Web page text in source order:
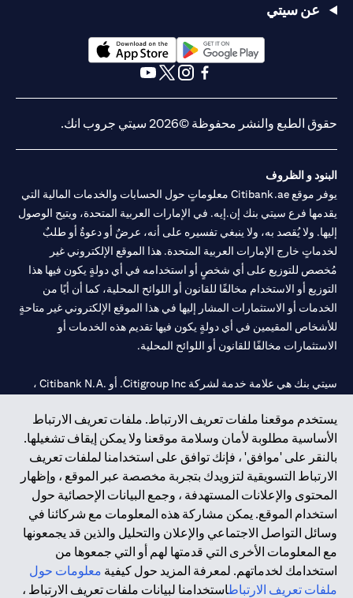
يستخدم موقعنا ملفات تعريف الارتباط. ملفات تعريف الارتباط
الأساسية مطلوبة لأمان وسلامة موقعنا ولا يمكن إيقاف تشغيلها.
بالنقر على 'موافق' ، فإنك توافق على استخدامنا لملفات تعريف
الارتباط التسويقية لتزويدك بتجربة مخصصة عبر الموقع ، وإظهار
المحتوى والإعلانات المستهدفة ، وجمع البيانات الإحصائية حول
استخدام الموقع. يمكن مشاركة هذه المعلومات مع شركائنا في
وسائل التواصل الاجتماعي والإعلان والتحليل والذين قد يجمعونها
مع المعلومات الأخرى التي قدمتها لهم أو التي جمعوها من
استخدامك لخدماتهم. لمعرفة المزيد حول كيفية معلومات حول
ملفات تعريف الارتباطاستخدامنا لبيانات ملفات تعريف الارتباط ،
عن سيتي
(opens in a new tab)
حقوق الطبع والنشر محفوظة ©2026 سيتي جروب انك.
البنود و الظروف
يوفر موقع Citibank.ae معلوماتٍ حول الحسابات والخدمات المالية التي
يقدمها فرع سيتي بنك إن.إيه. في الإمارات العربية المتحدة، ويتيح الوصول
إليها. ولا يُقصد به، ولا ينبغي تفسيره على أنه، عرضٌ أو دعوةٌ أو طلبٌ
لخدماتٍ خارج الإمارات العربية المتحدة. هذا الموقع الإلكتروني غير
مُخصص للتوزيع على أي شخصٍ أو استخدامه في أي دولةٍ يكون فيها هذا
التوزيع أو الاستخدام مخالفًا للقانون أو اللوائح المحلية، كما أن أيًا من
الخدمات أو الاستثمارات المشار إليها في هذا الموقع الإلكتروني غير متاحةٍ
للأشخاص المقيمين في أي دولةٍ يكون فيها تقديم هذه الخدمات أو
الاستثمارات مخالفًا للقانون أو اللوائح المحلية.
سيتي بنك هي علامة خدمة لشركة Citigroup Inc. أو .Citibank N.A ،
سيتي بنك إن. إيه. الإمارات مسجل لدى مصرف الإمارات المركزي تحت
أرقام التراخيص 202563 لفرع الوصل في دبي، 531989 لفرع مول
الإمارات في دبي، وCN-1002019لفرع أبوظبي. هاتف: 4000 311 04.
فرع سيتي بنك إن إيه - الإمارات العربية المتحدة مرخص من مصرف
الإمارات العربية المتحدة المركزي كفرع لبنك أجنبي.
سيتي بنك إن إيه الإمارات العربية المتحدة مرخص من هيئة الأوراق المالية
والسلع في الإمارات العربية المتحدة ("SCA") للقيام بالنشاط المالي لـ أ)
الاستشارات المالية والتعريف والترويج بموجب ترخيص رقم
20200000097 ب) وسيط تداول في الأسواق الدولية بموجب ترخيص